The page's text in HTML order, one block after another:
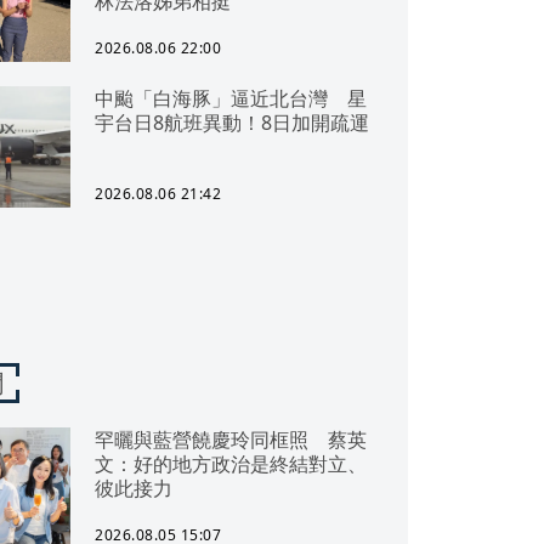
2026.08.06 22:00
中颱「白海豚」逼近北台灣 星
宇台日8航班異動！8日加開疏運
2026.08.06 21:42
罕曬與藍營饒慶玲同框照 蔡英
文：好的地方政治是終結對立、
彼此接力
2026.08.05 15:07